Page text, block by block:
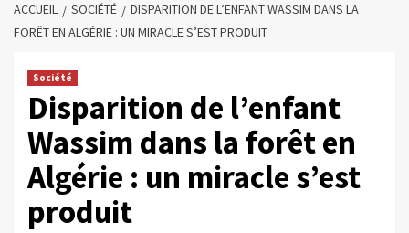
ACCUEIL SOCIÉTÉ
DISPARITION DE L’ENFANT WASSIM DANS LA
FORÊT EN ALGÉRIE : UN MIRACLE S’EST PRODUIT
Société
Disparition de l’enfant
Wassim dans la forêt en
Algérie : un miracle s’est
produit